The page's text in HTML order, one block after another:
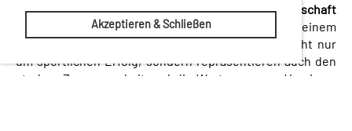
Akzeptieren & Schließen
jungen Talenten geht unsere1. und 2. Mannschaft
motiviert auf Punktejagd. Unterstützt von einem
engagierten Trainerteam, kämpfen die Aktiven nicht nur
um sportlichen Erfolg, sondern repräsentieren auch den
starken Zusammenhalt und die Werte unseres Vereins –